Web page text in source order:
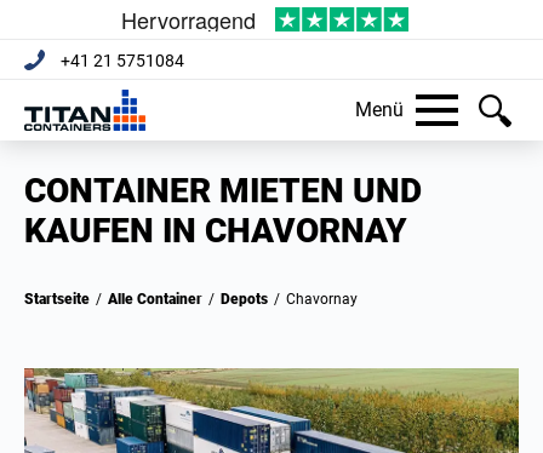
+41 21 5751084
Menü
CONTAINER MIETEN UND
KAUFEN IN CHAVORNAY
Startseite / Alle Container / Depots / Chavornay